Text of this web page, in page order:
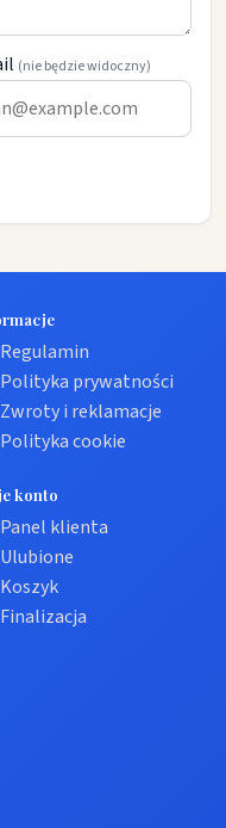
(nie będzie widoczny)
Regulamin
Polityka prywatności
Zwroty i reklamacje
Polityka cookie
konto
Panel klienta
Ulubione
Koszyk
Finalizacja